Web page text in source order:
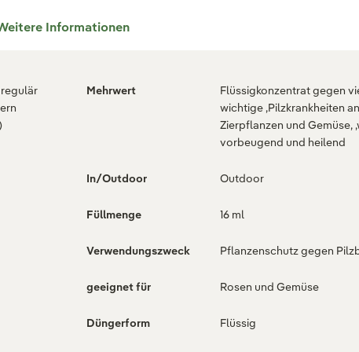
Informationen
Mehrwert
Flüssigkonzentrat gegen
wichtige ,Pilzkrankheiten an
Zierpflanzen und Gemüse,
vorbeugend und heilend
In/Outdoor Outdoor
Füllmenge 16 ml
Verwendungszweck Pflanzenschutz gegen
geeignet für Rosen und Gemüse
Düngerform Flüssig